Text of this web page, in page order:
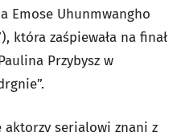
Emose Uhunmwangho
która zaśpiewała na finał
Przybysz w
serialowi znani z